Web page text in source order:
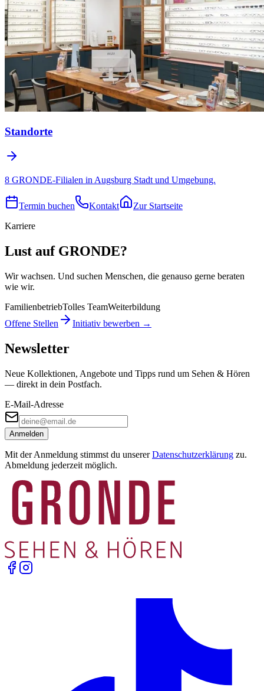
Standorte
8 GRONDE-Filialen in Augsburg Stadt und Umgebung.
Termin buchen Kontakt
Zur Startseite
Karriere
Lust auf GRONDE?
Wir wachsen. Und suchen Menschen, die genauso gerne beraten
wie wir.
FamilienbetriebTolles TeamWeiterbildung
Offene Stellen
Initiativ bewerben →
Newsletter
Neue Kollektionen, Angebote und Tipps rund um Sehen & Hören
— direkt in dein Postfach.
E-Mail-Adresse
Anmelden
Mit der Anmeldung stimmst du unserer Datenschutzerklärung zu.
Abmeldung jederzeit möglich.